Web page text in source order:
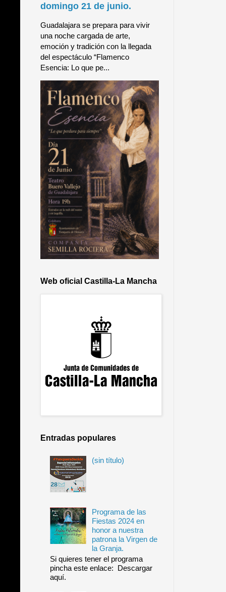
domingo 21 de junio.
Guadalajara se prepara para vivir
una noche cargada de arte,
emoción y tradición con la llegada
del espectáculo “Flamenco
Esencia: Lo que pe...
Web oficial Castilla-La Mancha
Entradas populares
(sin título)
Programa de las
Fiestas 2024 en
honor a nuestra
patrona la Virgen de
la Granja.
Si quieres tener el programa
pincha este enlace: Descargar
aquí.